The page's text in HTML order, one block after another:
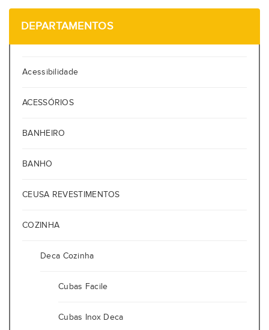
DEPARTAMENTOS
Acessibilidade
ACESSÓRIOS
BANHEIRO
BANHO
CEUSA REVESTIMENTOS
COZINHA
Deca Cozinha
Cubas Facile
Cubas Inox Deca